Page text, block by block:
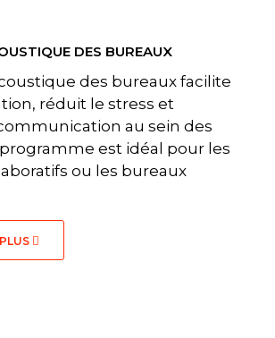
DES BUREAUX
des bureaux facilite
réduit le stress et
au sein des
est idéal pour les
ou les bureaux